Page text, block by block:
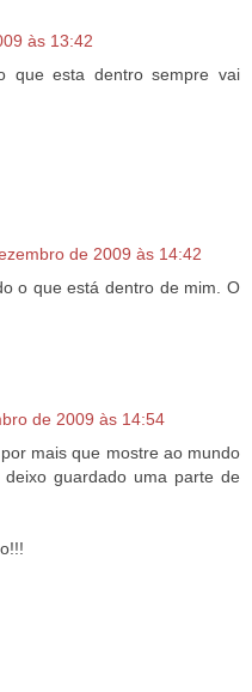
às 13:42
que esta dentro sempre vai
de 2009 às 14:42
o que está dentro de mim. O
de 2009 às 14:54
mais que mostre ao mundo
guardado uma parte de